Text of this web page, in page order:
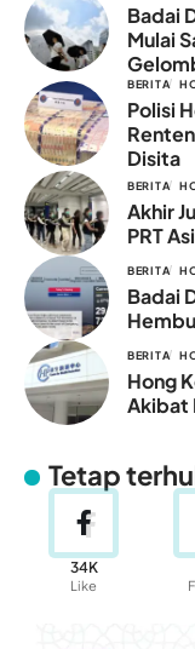
Badai
Mulai
BERITA
Polisi
Disita
BERITA
Akhir
PRT
BERITA
Badai
BERITA
Hong
Akibat
Tetap
34K
Like